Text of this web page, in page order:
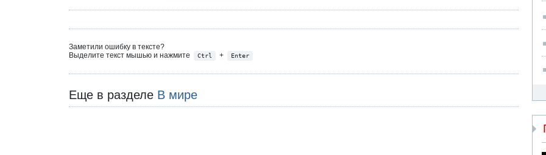
Заметили ошибку в тексте?
Выделите текст мышью и нажмите
Ctrl + Enter
Еще в разделе В мире